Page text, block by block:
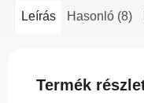
Leírás Hasonló (8)
Termék